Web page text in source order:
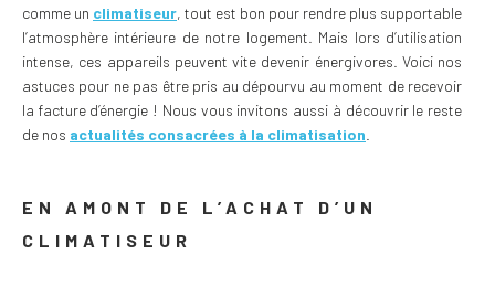
comme un climatiseur, tout est bon pour rendre plus supportable
l’atmosphère intérieure de notre logement. Mais lors d’utilisation
intense, ces appareils peuvent vite devenir énergivores. Voici nos
astuces pour ne pas être pris au dépourvu au moment de recevoir
la facture d’énergie ! Nous vous invitons aussi à découvrir le reste
de nos actualités consacrées à la climatisation
EN AMONT DE L’ACHAT D’UN
CLIMATISEUR